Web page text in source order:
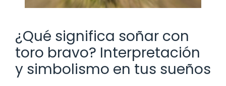
¿Qué significa soñar con
toro bravo? Interpretación
y simbolismo en tus sueños